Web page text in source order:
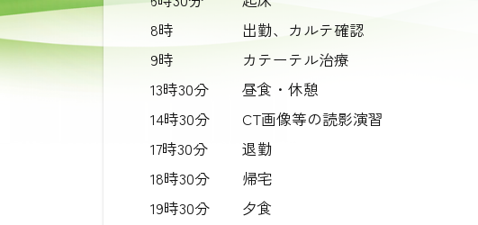
8時
出勤、カルテ確認
9時
カテーテル治療
13時30分
昼食・休憩
14時30分
CT画像等の読影演習
17時30分
退勤
18時30分
帰宅
19時30分
夕食